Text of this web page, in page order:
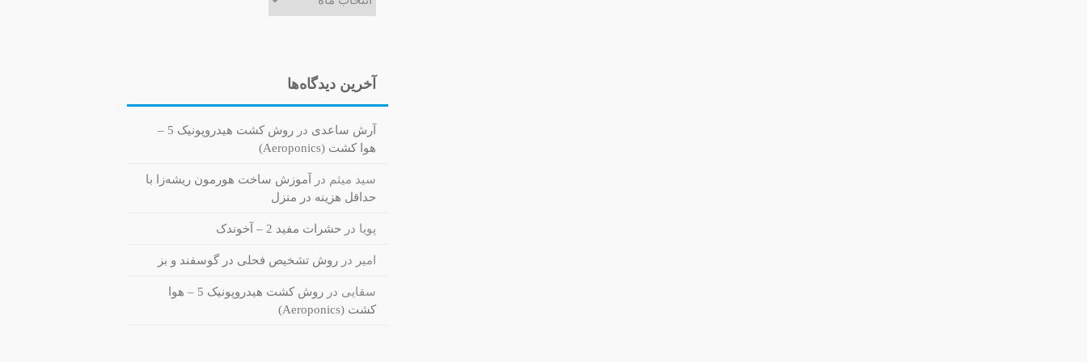
آخرین دیدگاه‌ها
آرش ساعدی در
روش کشت هیدروپونیک 5 –
هوا کشت (Aeroponics)
سید میثم در
آموزش ساخت هورمون ریشه‌زا با
حداقل هزینه در منزل
پویا در حشرات مفید 2 – آخوندک
امیر در روش تشخیص فحلی در گوسفند و بز
سقایی در
روش کشت هیدروپونیک 5 – هوا
کشت (Aeroponics)